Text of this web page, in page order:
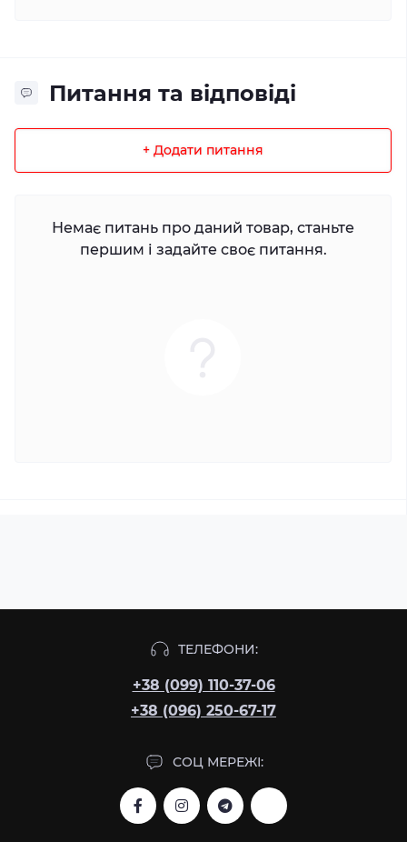
Питання та відповіді
+ Додати питання
Немає питань про даний товар, станьте
першим і задайте своє питання.
ТЕЛЕФОНИ:
+38 (099) 110-37-06
+38 (096) 250-67-17
СОЦ МЕРЕЖІ: